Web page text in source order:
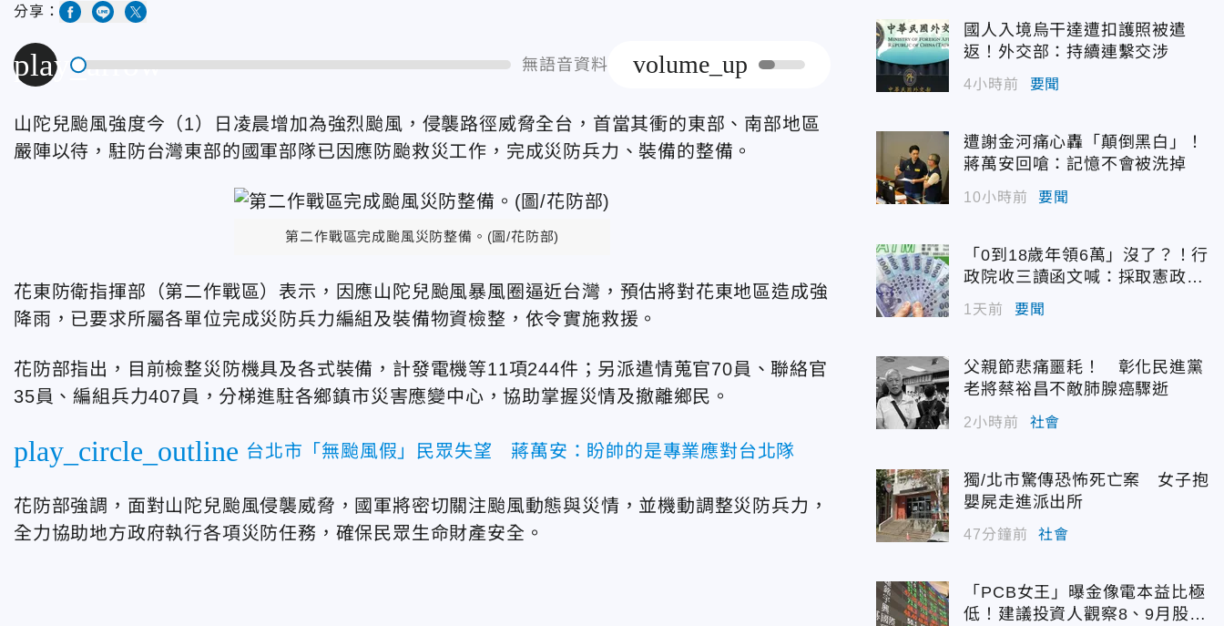
分享：
play_arrow 無語音資料 volume_up
山陀兒颱風強度今（1）日凌晨增加為強烈颱風，侵襲路徑威脅全台，首當其衝的東部、南部地區
嚴陣以待，駐防台灣東部的國軍部隊已因應防颱救災工作，完成災防兵力、裝備的整備。
第二作戰區完成颱風災防整備。(圖/花防部)
花東防衛指揮部（第二作戰區）表示，因應山陀兒颱風暴風圈逼近台灣，預估將對花東地區造成強
降雨，已要求所屬各單位完成災防兵力編組及裝備物資檢整，依令實施救援。
花防部指出，目前檢整災防機具及各式裝備，計發電機等11項244件；另派遣情蒐官70員、聯絡官
35員、編組兵力407員，分梯進駐各鄉鎮市災害應變中心，協助掌握災情及撤離鄉民。
play_circle_outline 台北市「無颱風假」民眾失望 蔣萬安：盼帥的是專業應對台北隊
花防部強調，面對山陀兒颱風侵襲威脅，國軍將密切關注颱風動態與災情，並機動調整災防兵力，
全力協助地方政府執行各項災防任務，確保民眾生命財產安全。
國人入境烏干達遭扣護照被遣
返！外交部：持續連繫交涉
4小時前 要聞
遭謝金河痛心轟「顛倒黑白」！
蔣萬安回嗆：記憶不會被洗掉
10小時前 要聞
「0到18歲年領6萬」沒了？！行
政院收三讀函文喊：採取憲政作
1天前 要聞
父親節悲痛噩耗！ 彰化民進黨
老將蔡裕昌不敵肺腺癌驟逝
2小時前 社會
獨/北市驚傳恐怖死亡案 女子抱
嬰屍走進派出所
47分鐘前 社會
「PCB女王」曝金像電本益比極
低！建議投資人觀察8、9月股價